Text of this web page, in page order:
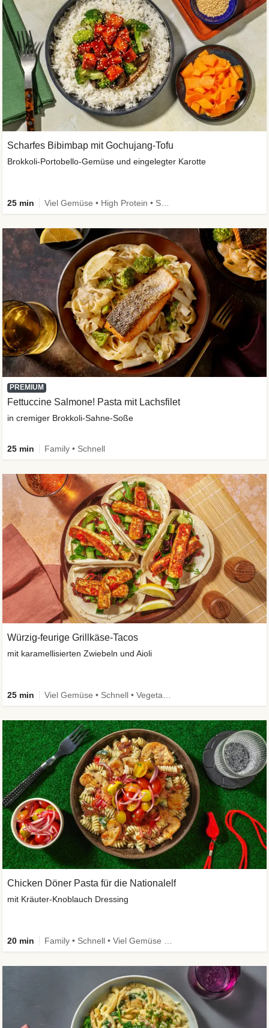
Scharfes Bibimbap mit Gochujang-Tofu
Brokkoli-Portobello-Gemüse und eingelegter Karotte
25 min
PREMIUM
Fettuccine Salmone! Pasta mit Lachsfilet
in cremiger Brokkoli-Sahne-Soße
25 min Family • Schnell
Würzig-feurige Grillkäse-Tacos
mit karamellisierten Zwiebeln und Aioli
25 min
Chicken Döner Pasta für die Nationalelf
mit Kräuter-Knoblauch Dressing
20 min